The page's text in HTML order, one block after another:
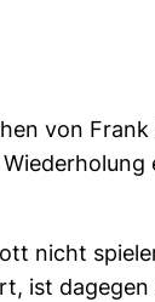
von
nicht
ist